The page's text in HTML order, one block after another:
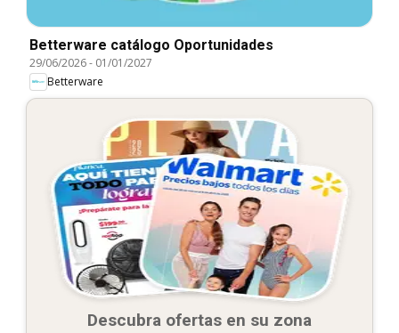
Betterware catálogo Oportunidades
29/06/2026- 01/01/2027
Betterware
Descubra ofertas en su zona